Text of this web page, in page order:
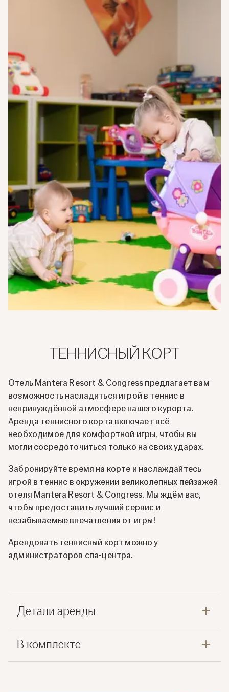
ТЕННИСНЫЙ КОРТ
Отель Mantera Resort & Congress предлагает вам
возможность насладиться игрой в теннис в
непринуждённой атмосфере нашего курорта.
Аренда теннисного корта включает всё
необходимое для комфортной игры, чтобы вы
могли сосредоточиться только на своих ударах.
Забронируйте время на корте и наслаждайтесь
игрой в теннис в окружении великолепных пейзажей
отеля Mantera Resort & Congress. Мы ждём вас,
чтобы предоставить лучший сервис и
незабываемые впечатления от игры!
Арендовать теннисный корт можно у
администраторов спа-центра.
Детали аренды
В комплекте